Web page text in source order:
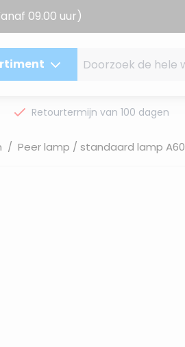
09.00 uur)
Retourtermijn van 100 dagen
/ Peer lamp / standaard lamp A60